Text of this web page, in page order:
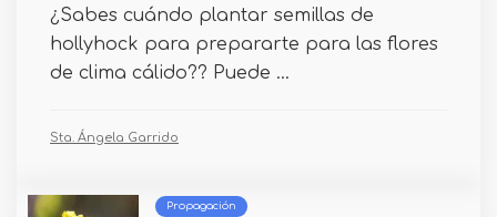
¿Sabes cuándo plantar semillas de
hollyhock para prepararte para las flores
de clima cálido?? Puede ...
Sta. Ángela Garrido
Propagación